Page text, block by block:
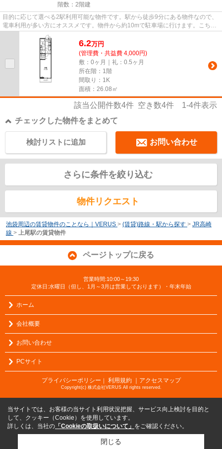
階数：2階建
目的に応じて選べる2駅利用可能な物件です。駅から徒歩9分にある物件なので、
電車利用が多い方にオススメです。物件から約10mで駐車場に行けます。こちら
の物件はアパートです。御問い...
6.2万円
(管理費・共益費 4,000円)
敷：0ヶ月｜礼：0.5ヶ月
所在階：1階
間取り：1K
面積：26.08㎡
該当公開件数4件 空き数4件 1-4件表示
チェックした物件をまとめて
お問い合わせ
検討リストに追加
さらに条件を絞り込む
物件リクエスト
池袋周辺の賃貸物件のことなら｜VERUS > (賃貸)路線・駅から探す > JR高崎
線 > 上尾駅の賃貸物件
ページトップに戻る
営業時間:10:00～19:30
定休日:水曜日（但し、1月～3月は営業しております）・年末年始
ホーム
会社概要
お問い合わせ
PCサイト
プライバシーポリシー ｜ 利用規約 ｜アクセスマップ
Copyright(c) 株式会社VERUS All rights reserved.
当サイトでは、お客様の当サイト利用状況把握、サービス向上検討を目的と
して、クッキー（Cookie）を使用しています。
詳しくは、当社の 「Cookieの取扱いについて」 をご確認ください。
閉じる